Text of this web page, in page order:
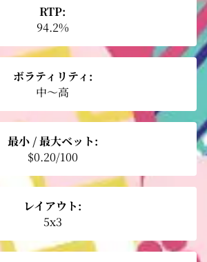
RTP:
94.2%
ボラティリティ:
中〜高
最小 / 最大ベット:
$0.20/100
レイアウト:
5x3